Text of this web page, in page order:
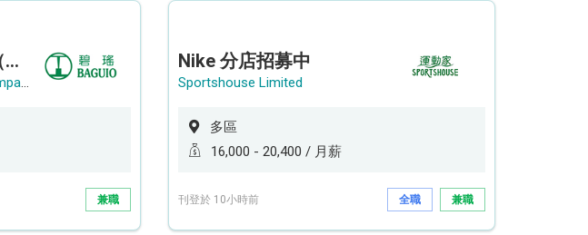
兼職廚房早班清潔員（長沙灣）
Baguio Cleaning Services Company Limited
兼職
Nike 分店招募中
Sportshouse Limited
多區
16,000 - 20,400 / 月薪
刊登於 10小時前 全職 兼職